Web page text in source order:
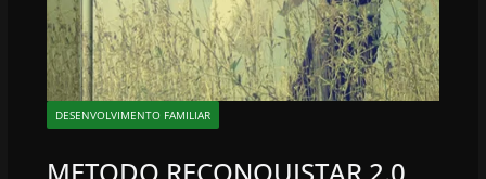
DESENVOLVIMENTO FAMILIAR